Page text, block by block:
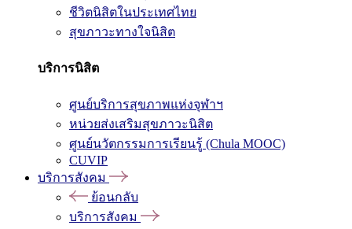
ชีวิตนิสิตในประเทศไทย
สุขภาวะทางใจนิสิต
บริการนิสิต
ศูนย์บริการสุขภาพแห่งจุฬาฯ
หน่วยส่งเสริมสุขภาวะนิสิต
ศูนย์นวัตกรรมการเรียนรู้ (Chula MOOC)
CUVIP
บริการสังคม
ย้อนกลับ
บริการสังคม